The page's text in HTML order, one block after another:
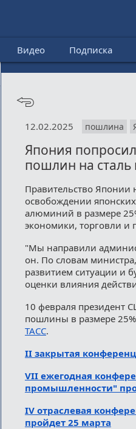
Видео Подписка
12.02.2025 пошлина
Япония
пошлин на
Правительство
освобождении
алюминий в размере
экономики, торговли
"Мы направили
он. По словам
развитием ситуации и
оценки влияния
10 февраля президент
пошлины в размере
ТАСС.
II закрытая
VII ежегодная
промышленности"
IV отраслевая
пройдет 25 марта